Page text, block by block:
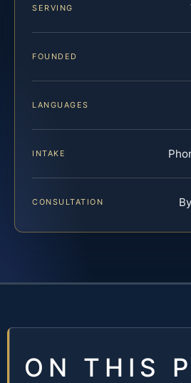
SERVING
FOUNDED
LANGUAGES
INTAKE
CONSULTATION
ON THIS